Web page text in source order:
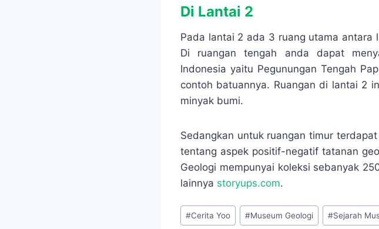
Di Lantai 2
Pada lantai 2 ada 3 ruang utama antara
Di ruangan tengah anda dapat
Indonesia yaitu Pegunungan Tengah
contoh batuannya. Ruangan di lantai 2
minyak bumi.
Sedangkan untuk ruangan timur
tentang aspek positif-negatif tatanan
Geologi mempunyai koleksi sebanyak
lainnya storyups.com.
Post
Tags:
#Cerita Yoo #Museum Geologi #Sejarah